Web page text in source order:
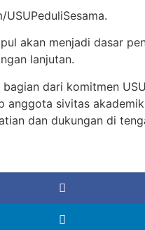
akan menjadi dasar
lanjutan.
dari komitmen
anggota sivitas
dan dukungan di